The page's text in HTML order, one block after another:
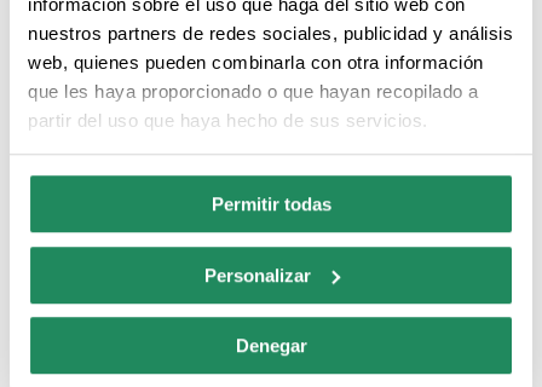
nuestros partners de redes sociales, publicidad y análisis
web, quienes pueden combinarla con otra información
que les haya proporcionado o que hayan recopilado a
partir del uso que haya hecho de sus servicios.
Permitir todas
Personalizar
Denegar
lounge.
Tambien dispone de plazas de parking a tan solo
500m del Hotel.
Comparte esta historia, elige tu
plataforma!
Facebook
X LinkedIn